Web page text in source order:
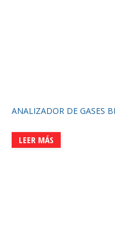
ANALIZADOR DE GASES
LEER MÁS